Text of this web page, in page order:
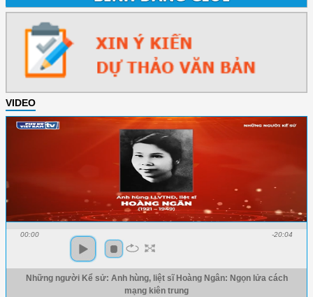
VIDEO
00:00 -20:04
Những người Kể sử: Anh hùng, liệt sĩ Hoàng Ngân: Ngọn lửa cách
mạng kiên trung